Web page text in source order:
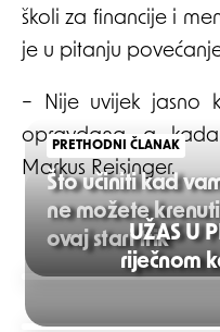
školi za financije i
je u pitanju
– Nije uvijek jasno
opravdana, a
Markus Reisinger.
Post
navigation
PRETHODNI ČLANAK
Što učiniti kad
ne možete
ovaj stari trikUŽAS U
riječnom